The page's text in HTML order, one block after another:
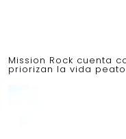
Mission Rock cuenta
priorizan la vida